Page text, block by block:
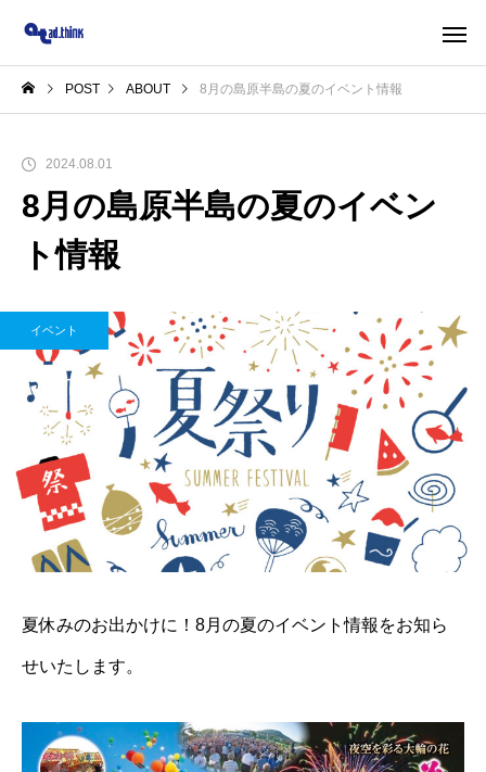
POST ABOUT 8月の島原半島の夏のイベント情報
2024.08.01
8月の島原半島の夏のイベン
ト情報
イベント
夏休みのお出かけに！8月の夏のイベント情報をお知ら
せいたします。